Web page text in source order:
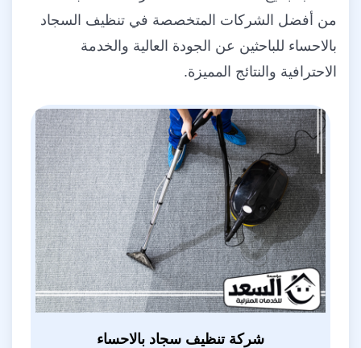
من أفضل الشركات المتخصصة في تنظيف السجاد
بالاحساء للباحثين عن الجودة العالية والخدمة
الاحترافية والنتائج المميزة.
شركة تنظيف سجاد بالاحساء